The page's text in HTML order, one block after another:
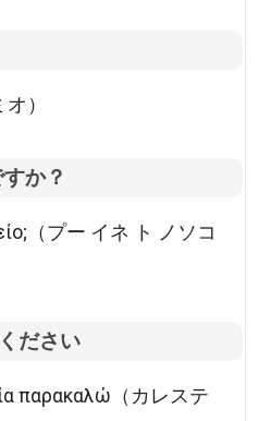
）
か？
（プー イネ ト ノソコ
ださい
παρακαλώ（カレステ